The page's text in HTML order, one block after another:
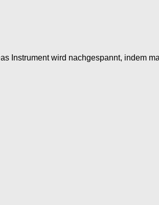
Instrument wird nachgespannt, indem